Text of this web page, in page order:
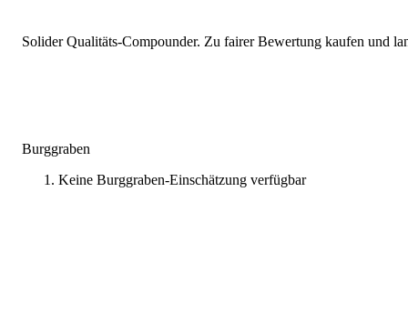
Solider Qualitäts-Compounder. Zu fairer Bewertung kaufen und
Burggraben
Keine Burggraben-Einschätzung verfügbar